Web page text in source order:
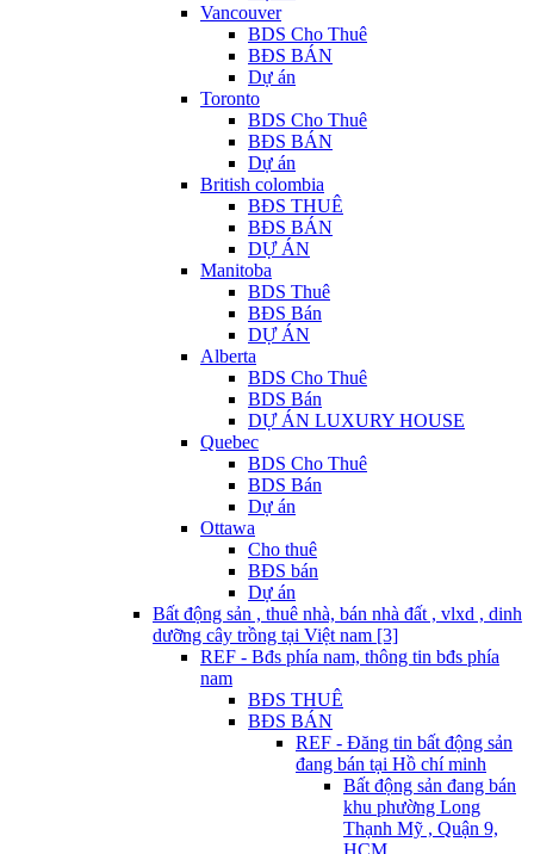
Vancouver
BDS Cho Thuê
BĐS BÁN
Dự án
Toronto
BDS Cho Thuê
BĐS BÁN
Dự án
British colombia
BĐS THUÊ
BĐS BÁN
DỰ ÁN
Manitoba
BDS Thuê
BĐS Bán
DỰ ÁN
Alberta
BDS Cho Thuê
BDS Bán
DỰ ÁN LUXURY HOUSE
Quebec
BDS Cho Thuê
BDS Bán
Dự án
Ottawa
Cho thuê
BĐS bán
Dự án
Bất động sản , thuê nhà, bán nhà đất , vlxd , dinh
dưỡng cây trồng tại Việt nam [3]
REF - Bđs phía nam, thông tin bđs phía
nam
BĐS THUÊ
BĐS BÁN
REF - Đăng tin bất động sản
đang bán tại Hồ chí minh
Bất động sản đang bán
khu phường Long
Thạnh Mỹ , Quận 9,
HCM